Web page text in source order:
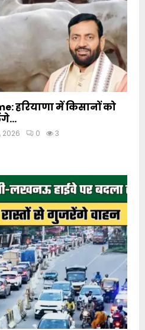
हरियाणा में किसानों को
2026 0 3